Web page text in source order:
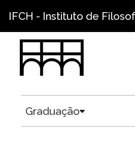
IFCH - Instituto de
Graduação